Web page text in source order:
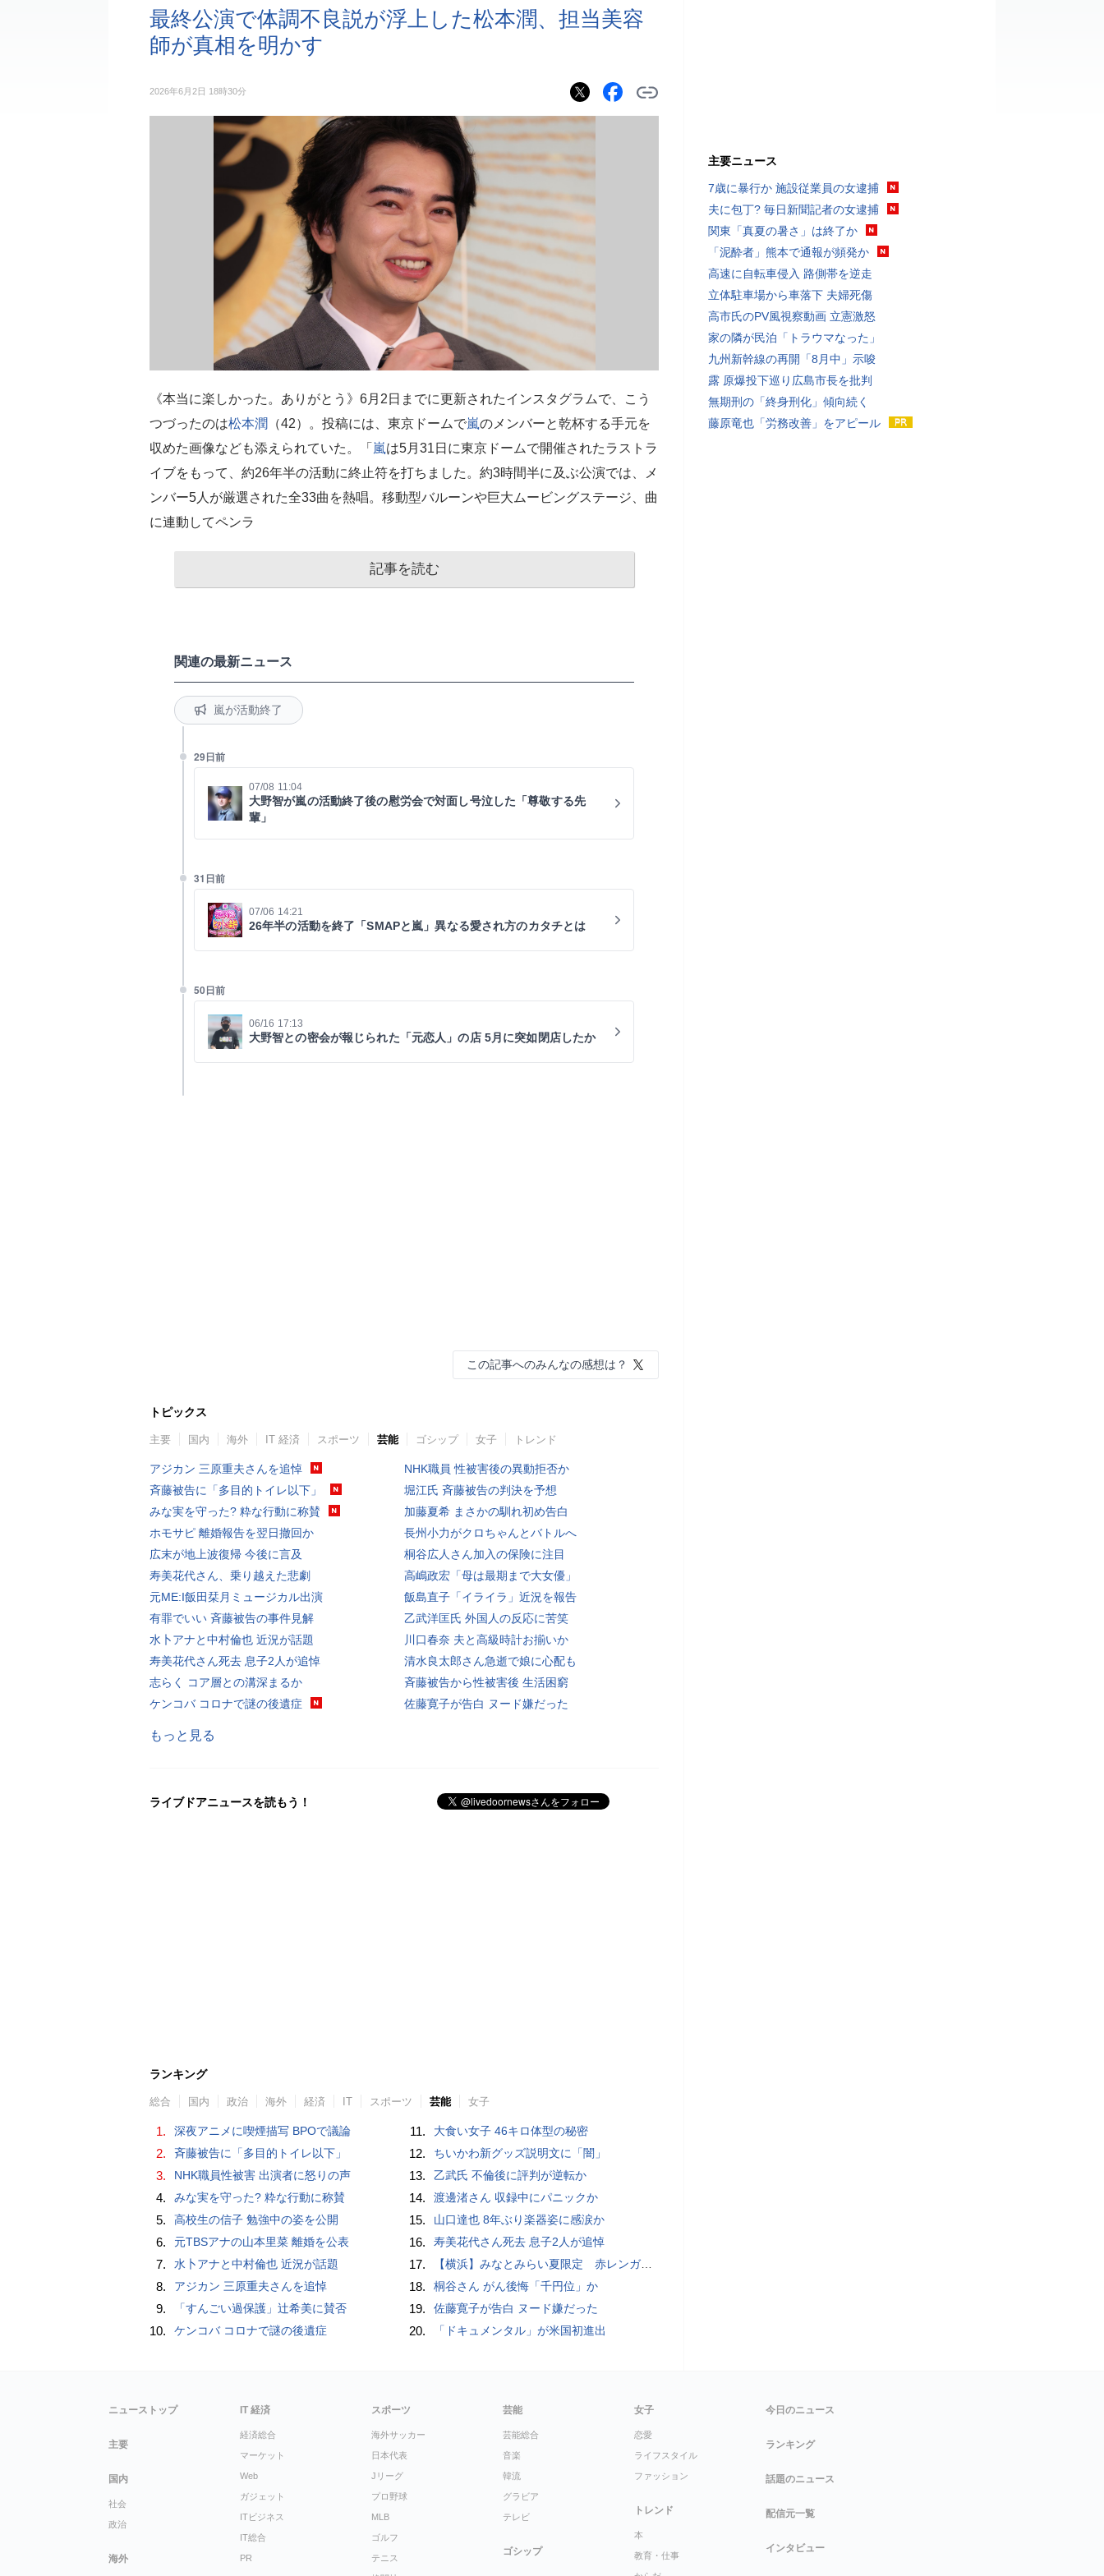
最終公演で体調不良説が浮上した松本潤、担当美容
師が真相を明かす
2026年6月2日 18時30分
《本当に楽しかった。ありがとう》6月2日までに更新されたインスタグラムで、こう
つづったのは松本潤 （42）。投稿には、東京ドームで嵐のメンバーと乾杯する手元を
収めた画像なども添えられていた。「 嵐は5月31日に東京ドームで開催されたラストラ
イブをもって、約26年半の活動に終止符を打ちました。約3時間半に及ぶ公演では、メ
ンバー5人が厳選された全33曲を熱唱。移動型バルーンや巨大ムービングステージ、曲
に連動してペンラ
記事を読む
関連の最新ニュース
嵐が活動終了
29日前
07/08 11:04
大野智が嵐の活動終了後の慰労会で対面し号泣した「尊敬する先
輩」
31日前
07/06 14:21
26年半の活動を終了「SMAPと嵐」異なる愛され方のカタチとは
50日前
06/16 17:13
大野智との密会が報じられた「元恋人」の店 5月に突如閉店したか
この記事へのみんなの感想は？
トピックス
主要 国内 海外 IT 経済 スポーツ 芸能 ゴシップ 女子 トレンド
アジカン 三原重夫さんを追悼
斉藤被告に「多目的トイレ以下」
みな実を守った? 粋な行動に称賛
ホモサピ 離婚報告を翌日撤回か
広末が地上波復帰 今後に言及
寿美花代さん、乗り越えた悲劇
元ME:I飯田栞月ミュージカル出演
有罪でいい 斉藤被告の事件見解
水卜アナと中村倫也 近況が話題
寿美花代さん死去 息子2人が追悼
志らく コア層との溝深まるか
ケンコバ コロナで謎の後遺症
NHK職員 性被害後の異動拒否か
堀江氏 斉藤被告の判決を予想
加藤夏希 まさかの馴れ初め告白
長州小力がクロちゃんとバトルへ
桐谷広人さん加入の保険に注目
高嶋政宏「母は最期まで大女優」
飯島直子「イライラ」近況を報告
乙武洋匡氏 外国人の反応に苦笑
川口春奈 夫と高級時計お揃いか
清水良太郎さん急逝で娘に心配も
斉藤被告から性被害後 生活困窮
佐藤寛子が告白 ヌード嫌だった
もっと見る
ライブドアニュースを読もう！
ランキング
総合 国内 政治 海外 経済 IT スポーツ 芸能 女子
1. 深夜アニメに喫煙描写 BPOで議論
2. 斉藤被告に「多目的トイレ以下」
3. NHK職員性被害 出演者に怒りの声
4. みな実を守った? 粋な行動に称賛
5. 高校生の信子 勉強中の姿を公開
6. 元TBSアナの山本里菜 離婚を公表
7. 水卜アナと中村倫也 近況が話題
8. アジカン 三原重夫さんを追悼
9. 「すんごい過保護」辻希美に賛否
10. ケンコバ コロナで謎の後遺症
11. 大食い女子 46キロ体型の秘密
12. ちいかわ新グッズ説明文に「闇」
13. 乙武氏 不倫後に評判が逆転か
14. 渡邊渚さん 収録中にパニックか
15. 山口達也 8年ぶり楽器姿に感涙か
16. 寿美花代さん死去 息子2人が追悼
17. 【横浜】みなとみらい夏限定 赤レンガ倉庫広場で「ディスコ」開幕へ…石野卓球も登場【概要・出演スケジュールなど】
18. 桐谷さん がん後悔「千円位」か
19. 佐藤寛子が告白 ヌード嫌だった
20. 「ドキュメンタル」が米国初進出
主要ニュース
7歳に暴行か 施設従業員の女逮捕
夫に包丁? 毎日新聞記者の女逮捕
関東「真夏の暑さ」は終了か
「泥酔者」熊本で通報が頻発か
高速に自転車侵入 路側帯を逆走
立体駐車場から車落下 夫婦死傷
高市氏のPV風視察動画 立憲激怒
家の隣が民泊「トラウマなった」
九州新幹線の再開「8月中」示唆
露 原爆投下巡り広島市長を批判
無期刑の「終身刑化」傾向続く
藤原竜也「労務改善」をアピール
ニューストップ
主要
国内
社会
政治
海外
IT 経済
経済総合
マーケット
Web
ガジェット
ITビジネス
IT総合
PR
スポーツ
海外サッカー
日本代表
Jリーグ
プロ野球
MLB
ゴルフ
テニス
芸能
芸能総合
音楽
韓流
グラビア
テレビ
ゴシップ
女子
恋愛
ライフスタイル
ファッション
トレンド
本
教育・仕事
今日のニュース
ランキング
話題のニュース
配信元一覧
インタビュー